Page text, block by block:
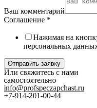
Ваш комментарий
Соглашение *
Нажимая на
персональных
Отправить заявку
Или свяжитесь с нами
самостоятельно
info@profspeczapchast.ru
+7-914-201-00-44